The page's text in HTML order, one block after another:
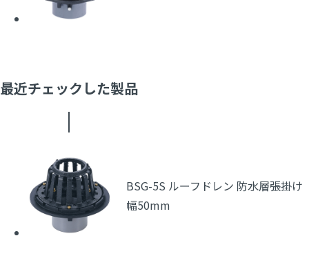
最近チェックした製品
BSG-5S ルーフドレン 防水層張掛け
幅50mm